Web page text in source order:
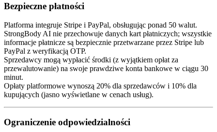
Bezpieczne płatności
Platforma integruje Stripe i PayPal, obsługując ponad 50 walut.
StrongBody AI nie przechowuje danych kart płatniczych; wszystkie
informacje płatnicze są bezpiecznie przetwarzane przez Stripe lub
PayPal z weryfikacją OTP.
Sprzedawcy mogą wypłacić środki (z wyjątkiem opłat za
przewalutowanie) na swoje prawdziwe konta bankowe w ciągu 30
minut.
Opłaty platformowe wynoszą 20% dla sprzedawców i 10% dla
kupujących (jasno wyświetlane w cenach usług).
Ograniczenie odpowiedzialności